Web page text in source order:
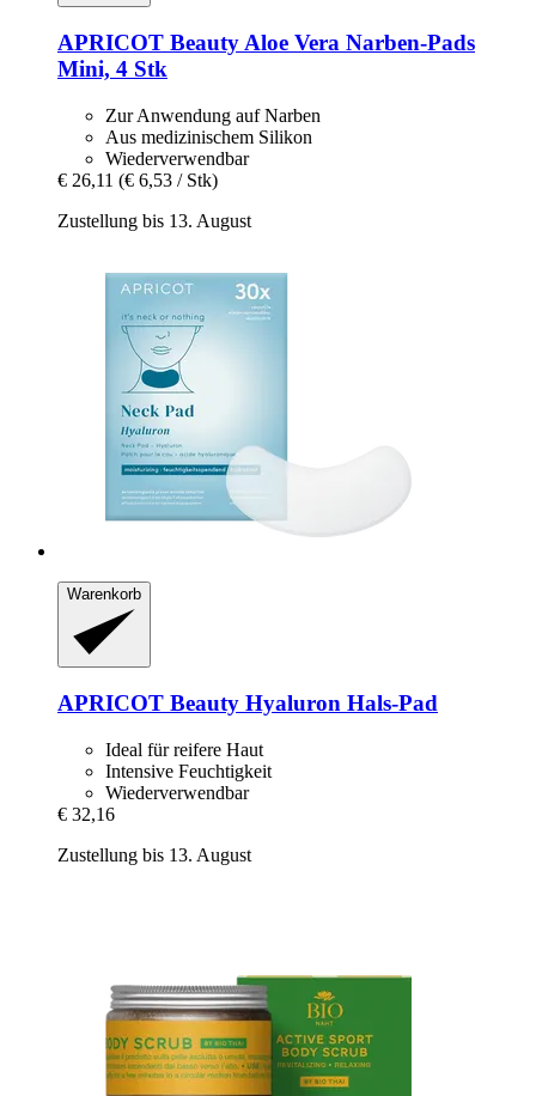
APRICOT Beauty Aloe Vera Narben‑Pads
Mini, 4 Stk
Zur Anwendung auf Narben
Aus medizinischem Silikon
Wiederverwendbar
€ 26,11 (€ 6,53 / Stk)
Zustellung bis 13. August
Warenkorb
APRICOT Beauty Hyaluron Hals-​Pad
Ideal für reifere Haut
Intensive Feuchtigkeit
Wiederverwendbar
€ 32,16
Zustellung bis 13. August